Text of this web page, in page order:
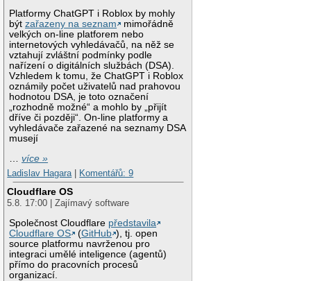
Platformy ChatGPT i Roblox by mohly
býtzařazeny na seznam
mimořádně
velkých on-line platforem nebo
internetových vyhledávačů, na něž se
vztahují zvláštní podmínky podle
nařízení o digitálních službách (DSA).
Vzhledem k tomu, že ChatGPT i Roblox
oznámily počet uživatelů nad prahovou
hodnotou DSA, je toto označení
„rozhodně možné“ a mohlo by „přijít
dříve či později“. On-line platformy a
vyhledávače zařazené na seznamy DSA
musejí
…více »
Ladislav Hagara| Komentářů: 9
Cloudflare OS
5.8. 17:00 | Zajímavý software
Společnost Cloudflare představila
Cloudflare OS
(GitHub ), tj. open
source platformu navrženou pro
integraci umělé inteligence (agentů)
přímo do pracovních procesů
organizací.